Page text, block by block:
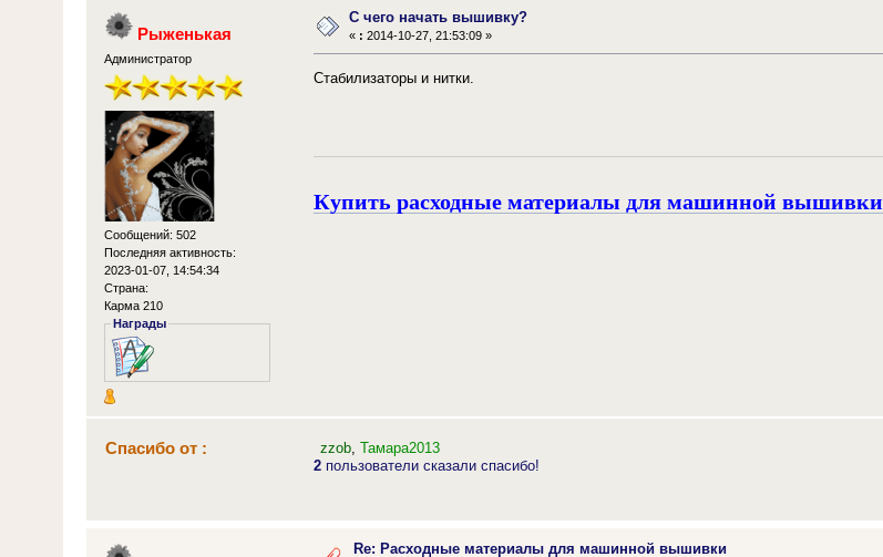
Рыженькая
Администратор
Сообщений: 502
Последняя активность:
2023-01-07, 14:54:34
Страна:
Карма 210
Награды
С чего начать вышивку?
« : 2014-10-27, 21:53:09 »
Стабилизаторы и нитки.
Купить расходные материалы для машинной вышивки
Спасибо от : zzob ,Тамара2013
2пользователи сказали спасибо!
Re: Расходные материалы для машинной вышивки